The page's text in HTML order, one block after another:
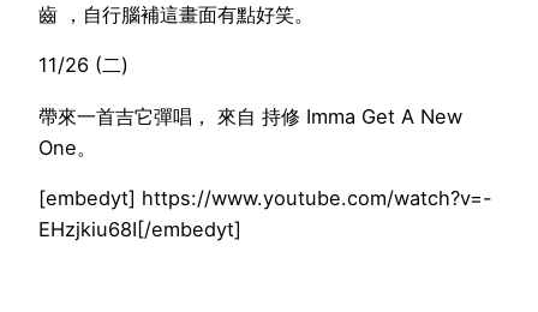
齒 ，自行腦補這畫面有點好笑。
11/26 (二)
帶來一首吉它彈唱， 來自 持修 Imma Get A New
One。
[embedyt] https://www.youtube.com/watch?v=-
EHzjkiu68I[/embedyt]